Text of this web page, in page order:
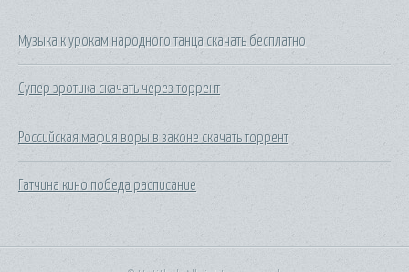
Музыка к урокам народного танца скачать бесплатно
Супер эротика скачать через торрент
Российская мафия воры в законе скачать торрент
Гатчина кино победа расписание